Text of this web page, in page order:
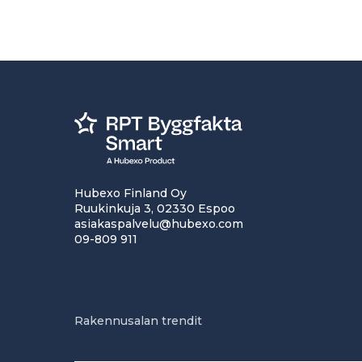
Hubexo Finland Oy
Ruukinkuja 3, 02330 Espoo
asiakaspalvelu@hubexo.com
09-809 911
Rakennusalan trendit